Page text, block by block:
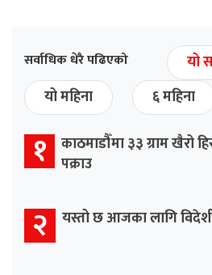
सर्वाधिक धेरै पढिएको
यो
यो महिना
६ महिना
१ काठमाडौँमा ३३ ग्राम खैरो
पक्राउ
२ यस्तो छ आजका लागि